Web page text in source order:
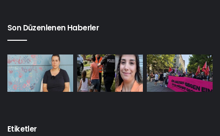
Son Düzenlenen Haberler
Etiketler